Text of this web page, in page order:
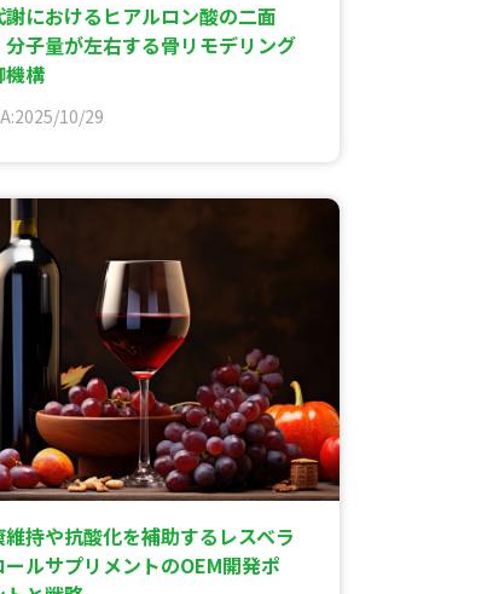
謝におけるヒアルロン酸の二面
分子量が左右する骨リモデリング
機構
10/29
維持や抗酸化を補助するレスベラ
ールサプリメントのOEM開発ポ